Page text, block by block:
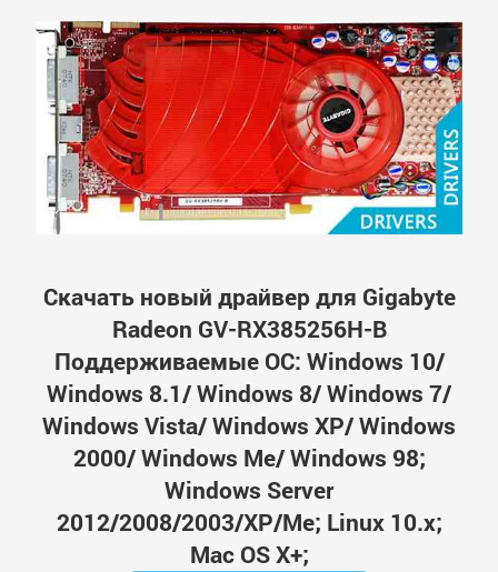
Скачать новый драйвер для Gigabyte
Radeon GV-RX385256H-B
Поддерживаемые ОС: Windows 10/
Windows 8.1/ Windows 8/ Windows 7/
Windows Vista/ Windows XP/ Windows
2000/ Windows Me/ Windows 98;
Windows Server
2012/2008/2003/XP/Me; Linux 10.x;
Mac OS X+;